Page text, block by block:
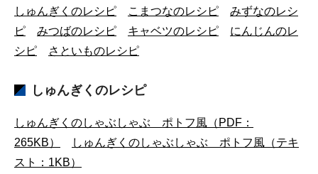
しゅんぎくのレシピ こまつなのレシピ
みずなのレシ
ピ
みつばのレシピ キャベツのレシピ
にんじんのレ
シピ
さといものレシピ
しゅんぎくのレシピ
しゅんぎくのしゃぶしゃぶ ポトフ風（PDF：
265KB）
しゅんぎくのしゃぶしゃぶ ポトフ風（テキ
スト：1KB）